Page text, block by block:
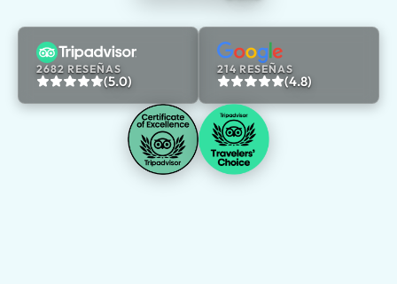
2682 RESEÑAS
(5.0)
214 RESEÑAS
(4.8)